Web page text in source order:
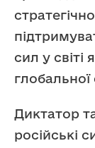
сил у світі
глобальної
Диктатор
російські